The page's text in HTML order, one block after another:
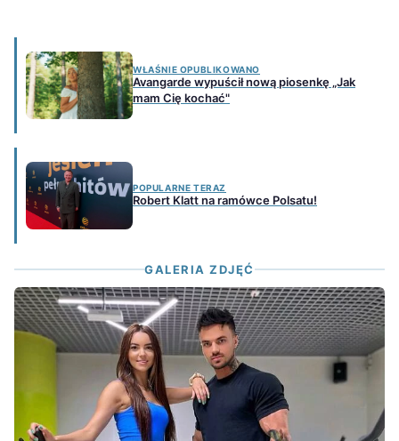
WŁAŚNIE OPUBLIKOWANO
Avangarde wypuścił nową piosenkę „Jak
mam Cię kochać"
POPULARNE TERAZ
Robert Klatt na ramówce Polsatu!
GALERIA ZDJĘĆ